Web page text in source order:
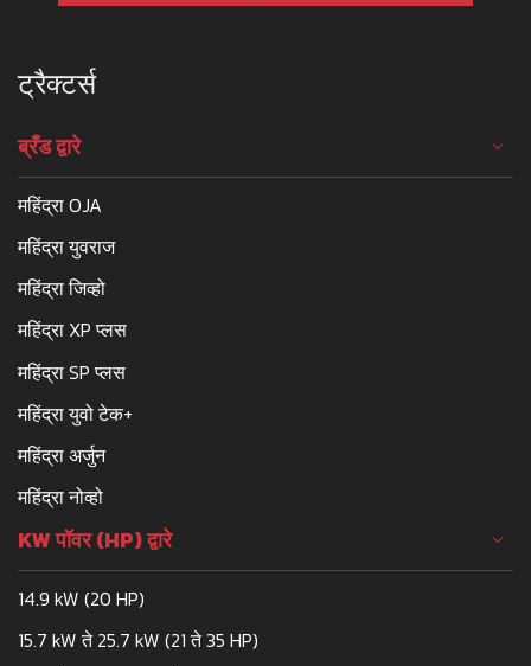
ट्रैक्टर्स
ब्रँड द्वारे
महिंद्रा OJA
महिंद्रा युवराज
महिंद्रा जिव्हो
महिंद्रा XP प्लस
महिंद्रा SP प्लस
महिंद्रा युवो टेक+
महिंद्रा अर्जुन
महिंद्रा नोव्हो
KW पॉवर (HP) द्वारे
14.9 kW (20 HP)
15.7 kW ते 25.7 kW (21 ते 35 HP)